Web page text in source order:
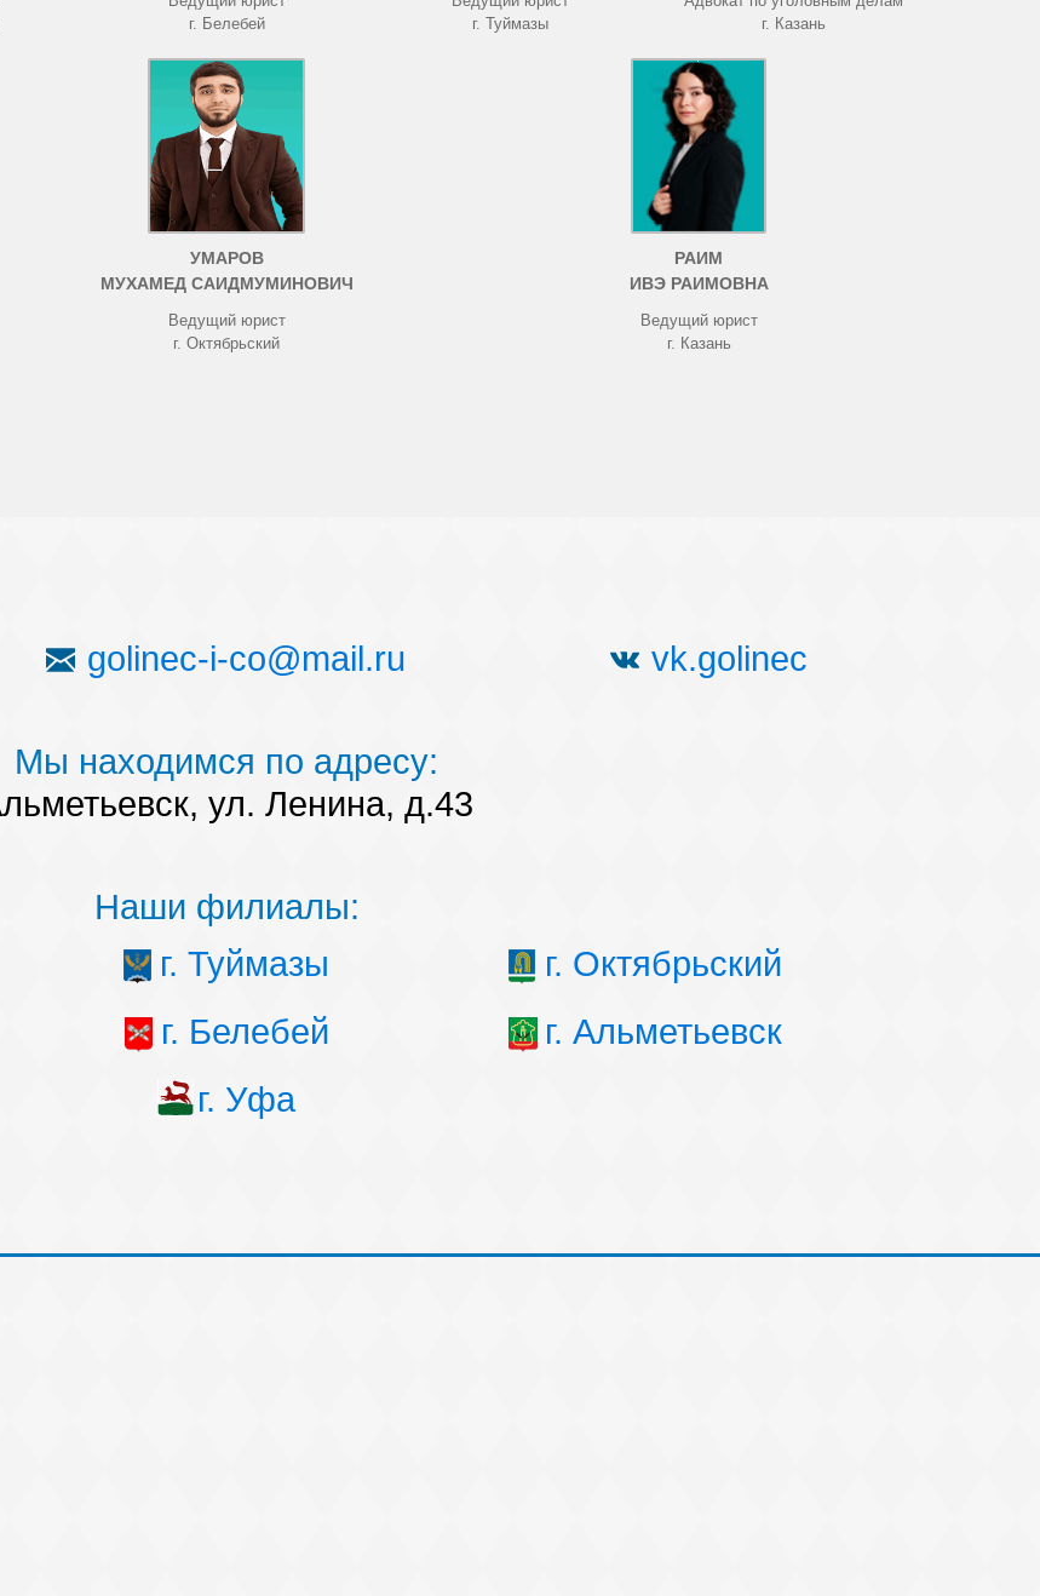
г. Белебей
г. Туймазы
г. Казань
УМАРОВ
МУХАМЕД САИДМУМИНОВИЧ
Ведущий юрист
г. Октябрьский
РАИМ
ИВЭ РАИМОВНА
Ведущий юрист
г. Казань
golinec-i-co@mail.ru vk.golinec
Мы находимся по адресу:
ул. Ленина, д.43
Наши филиалы:
г. Туймазы
г. Октябрьский
г. Белебей
г. Альметьевск
г. Уфа